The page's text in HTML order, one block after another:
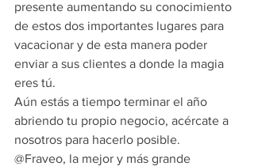
presente aumentando su conocimiento
de estos dos importantes lugares para
vacacionar y de esta manera poder
enviar a sus clientes a donde la magia
eres tú.
Aún estás a tiempo terminar el año
abriendo tu propio negocio, acércate a
nosotros para hacerlo posible.
@Fraveo, la mejor y más grande